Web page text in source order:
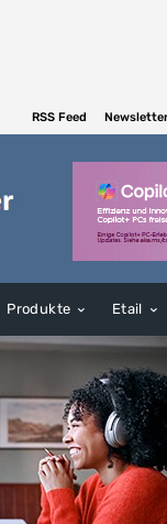
RSS Feed
Produkte Etail